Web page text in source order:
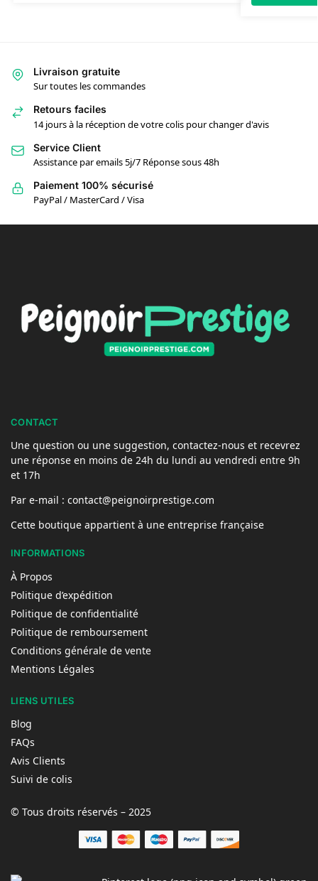
Livraison gratuite
Sur toutes les commandes
Retours faciles
14 jours à la réception de votre colis pour changer d'avis
Service Client
Assistance par emails 5j/7 Réponse sous 48h
Paiement 100% sécurisé
PayPal / MasterCard / Visa
CONTACT
Une question ou une suggestion, contactez-nous et recevrez
une réponse en moins de 24h du lundi au vendredi entre 9h
et 17h
Par e-mail : contact@peignoirprestige.com
Cette boutique appartient à une entreprise française
INFORMATIONS
À Propos
Politique d’expédition
Politique de confidentialité
Politique de remboursement
Conditions générale de vente
Mentions Légales
LIENS UTILES
Blog
FAQs
Avis Clients
Suivi de colis
© Tous droits réservés – 2025